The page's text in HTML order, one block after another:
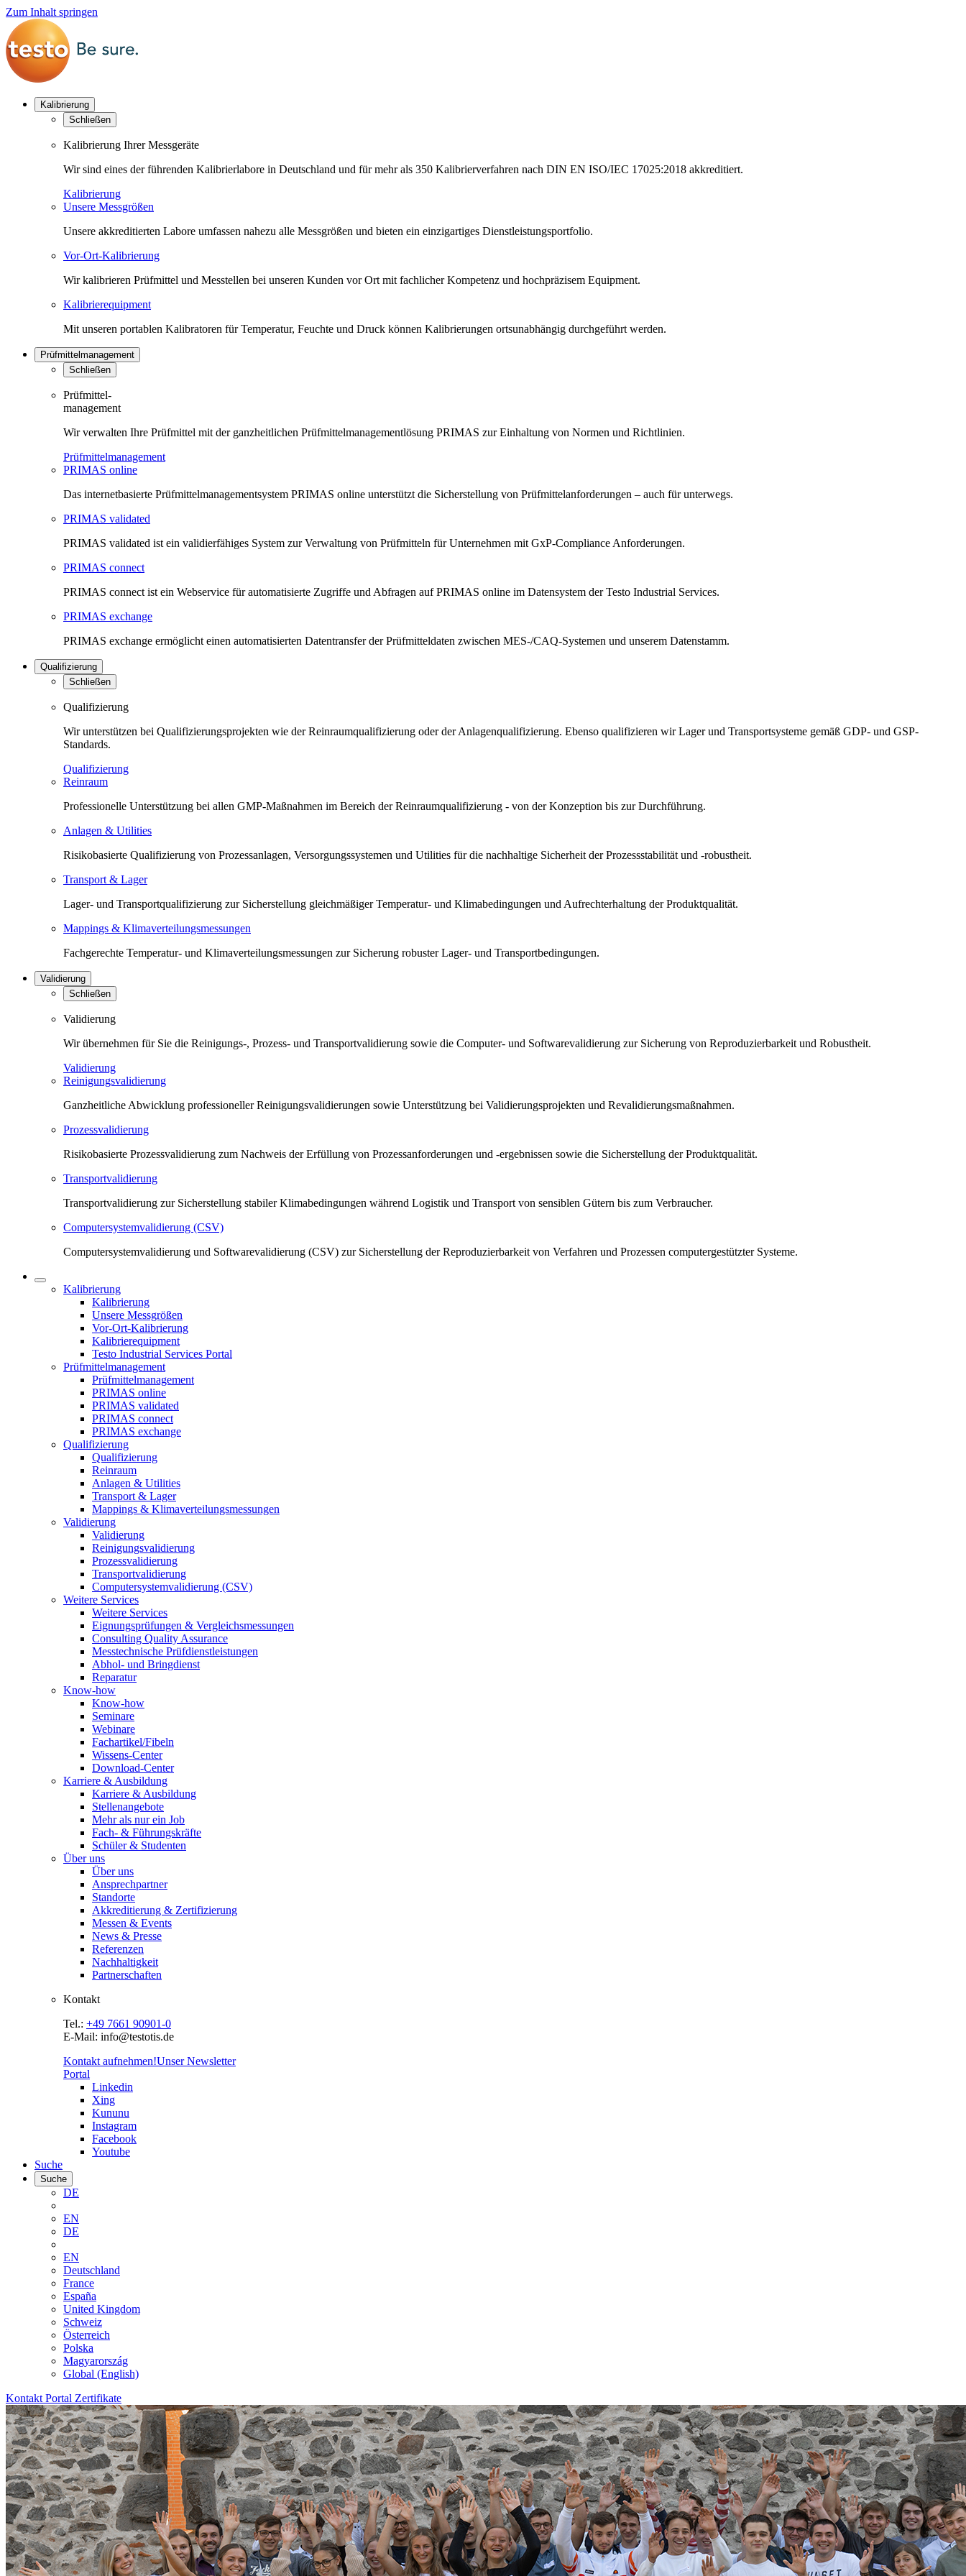
Zum Inhalt springen
Kalibrierung
Schließen
Kalibrierung Ihrer Messgeräte
Wir sind eines der führenden Kalibrierlabore in Deutschland und für mehr als 350 Kalibrierverfahren nach DIN EN ISO/IEC 17025:2018 akkreditiert.
Kalibrierung
Unsere Messgrößen
Unsere akkreditierten Labore umfassen nahezu alle Messgrößen und bieten ein einzigartiges Dienstleistungsportfolio.
Vor-Ort-Kalibrierung
Wir kalibrieren Prüfmittel und Messtellen bei unseren Kunden vor Ort mit fachlicher Kompetenz und hochpräzisem Equipment.
Kalibrierequipment
Mit unseren portablen Kalibratoren für Temperatur, Feuchte und Druck können Kalibrierungen ortsunabhängig durchgeführt werden.
Prüfmittelmanagement
Schließen
Prüfmittel-
management
Wir verwalten Ihre Prüfmittel mit der ganzheitlichen Prüfmittelmanagementlösung PRIMAS zur Einhaltung von Normen und Richtlinien.
Prüfmittelmanagement
PRIMAS online
Das internetbasierte Prüfmittelmanagementsystem PRIMAS online unterstützt die Sicherstellung von Prüfmittelanforderungen – auch für unterwegs.
PRIMAS validated
PRIMAS validated ist ein validierfähiges System zur Verwaltung von Prüfmitteln für Unternehmen mit GxP-Compliance Anforderungen.
PRIMAS connect
PRIMAS connect ist ein Webservice für automatisierte Zugriffe und Abfragen auf PRIMAS online im Datensystem der Testo Industrial Services.
PRIMAS exchange
PRIMAS exchange ermöglicht einen automatisierten Datentransfer der Prüfmitteldaten zwischen MES-/CAQ-Systemen und unserem Datenstamm.
Qualifizierung
Schließen
Qualifizierung
Wir unterstützen bei Qualifizierungsprojekten wie der Reinraumqualifizierung oder der Anlagenqualifizierung. Ebenso qualifizieren wir Lager und Transportsysteme gemäß GDP- und GSP-
Standards.
Qualifizierung
Reinraum
Professionelle Unterstützung bei allen GMP-Maßnahmen im Bereich der Reinraumqualifizierung - von der Konzeption bis zur Durchführung.
Anlagen & Utilities
Risikobasierte Qualifizierung von Prozessanlagen, Versorgungssystemen und Utilities für die nachhaltige Sicherheit der Prozessstabilität und -robustheit.
Transport & Lager
Lager- und Transportqualifizierung zur Sicherstellung gleichmäßiger Temperatur- und Klimabedingungen und Aufrechterhaltung der Produktqualität.
Mappings & Klimaverteilungsmessungen
Fachgerechte Temperatur- und Klimaverteilungsmessungen zur Sicherung robuster Lager- und Transportbedingungen.
Validierung
Schließen
Validierung
Wir übernehmen für Sie die Reinigungs-, Prozess- und Transportvalidierung sowie die Computer- und Softwarevalidierung zur Sicherung von Reproduzierbarkeit und Robustheit.
Validierung
Reinigungsvalidierung
Ganzheitliche Abwicklung professioneller Reinigungsvalidierungen sowie Unterstützung bei Validierungsprojekten und Revalidierungsmaßnahmen.
Prozessvalidierung
Risikobasierte Prozessvalidierung zum Nachweis der Erfüllung von Prozessanforderungen und -ergebnissen sowie die Sicherstellung der Produktqualität.
Transportvalidierung
Transportvalidierung zur Sicherstellung stabiler Klimabedingungen während Logistik und Transport von sensiblen Gütern bis zum Verbraucher.
Computersystemvalidierung (CSV)
Computersystemvalidierung und Softwarevalidierung (CSV) zur Sicherstellung der Reproduzierbarkeit von Verfahren und Prozessen computergestützter Systeme.
Kalibrierung
Kalibrierung
Unsere Messgrößen
Vor-Ort-Kalibrierung
Kalibrierequipment
Testo Industrial Services Portal
Prüfmittelmanagement
Prüfmittelmanagement
PRIMAS online
PRIMAS validated
PRIMAS connect
PRIMAS exchange
Qualifizierung
Qualifizierung
Reinraum
Anlagen & Utilities
Transport & Lager
Mappings & Klimaverteilungsmessungen
Validierung
Validierung
Reinigungsvalidierung
Prozessvalidierung
Transportvalidierung
Computersystemvalidierung (CSV)
Weitere Services
Weitere Services
Eignungsprüfungen & Vergleichsmessungen
Consulting Quality Assurance
Messtechnische Prüfdienstleistungen
Abhol- und Bringdienst
Reparatur
Know-how
Know-how
Seminare
Webinare
Fachartikel/Fibeln
Wissens-Center
Download-Center
Karriere & Ausbildung
Karriere & Ausbildung
Stellenangebote
Mehr als nur ein Job
Fach- & Führungskräfte
Schüler & Studenten
Über uns
Über uns
Ansprechpartner
Standorte
Akkreditierung & Zertifizierung
Messen & Events
News & Presse
Referenzen
Nachhaltigkeit
Partnerschaften
Kontakt
Tel.: +49 7661 90901-0
E-Mail: info@testotis.de
Kontakt aufnehmen!Unser Newsletter
Portal
Linkedin
Xing
Kununu
Instagram
Facebook
Youtube
Suche
Suche
DE
EN
DE
EN
Deutschland
France
España
United Kingdom
Schweiz
Österreich
Polska
Magyarország
Global (English)
Kontakt Portal Zertifikate